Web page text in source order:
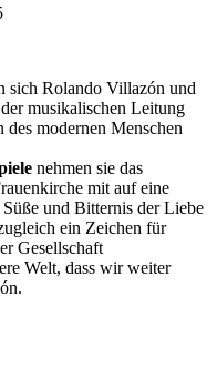
sich Rolando Villazón und
musikalischen Leitung
modernen Menschen
nehmen sie das
mit auf eine
und Bitternis der Liebe
ein Zeichen für
Gesellschaft
Welt, dass wir weiter